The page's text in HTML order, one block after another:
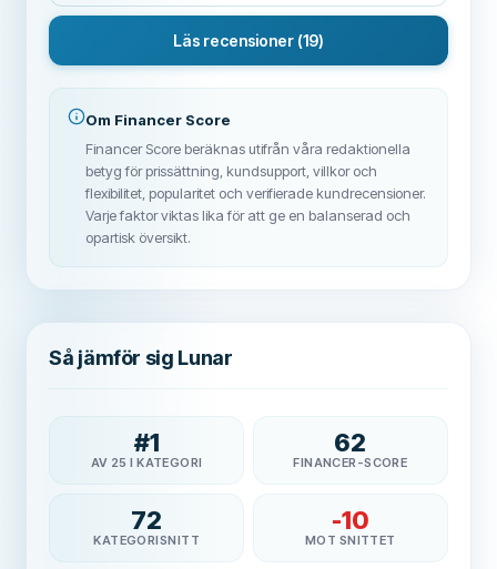
Läs recensioner (19)
Om Financer Score
Financer Score beräknas utifrån våra redaktionella
betyg för prissättning, kundsupport, villkor och
flexibilitet, popularitet och verifierade kundrecensioner.
Varje faktor viktas lika för att ge en balanserad och
opartisk översikt.
Så jämför sig Lunar
#1
AV 25 I KATEGORI
62
FINANCER-SCORE
72
KATEGORISNITT
-10
MOT SNITTET